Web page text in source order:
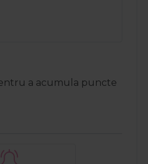
a acumula puncte